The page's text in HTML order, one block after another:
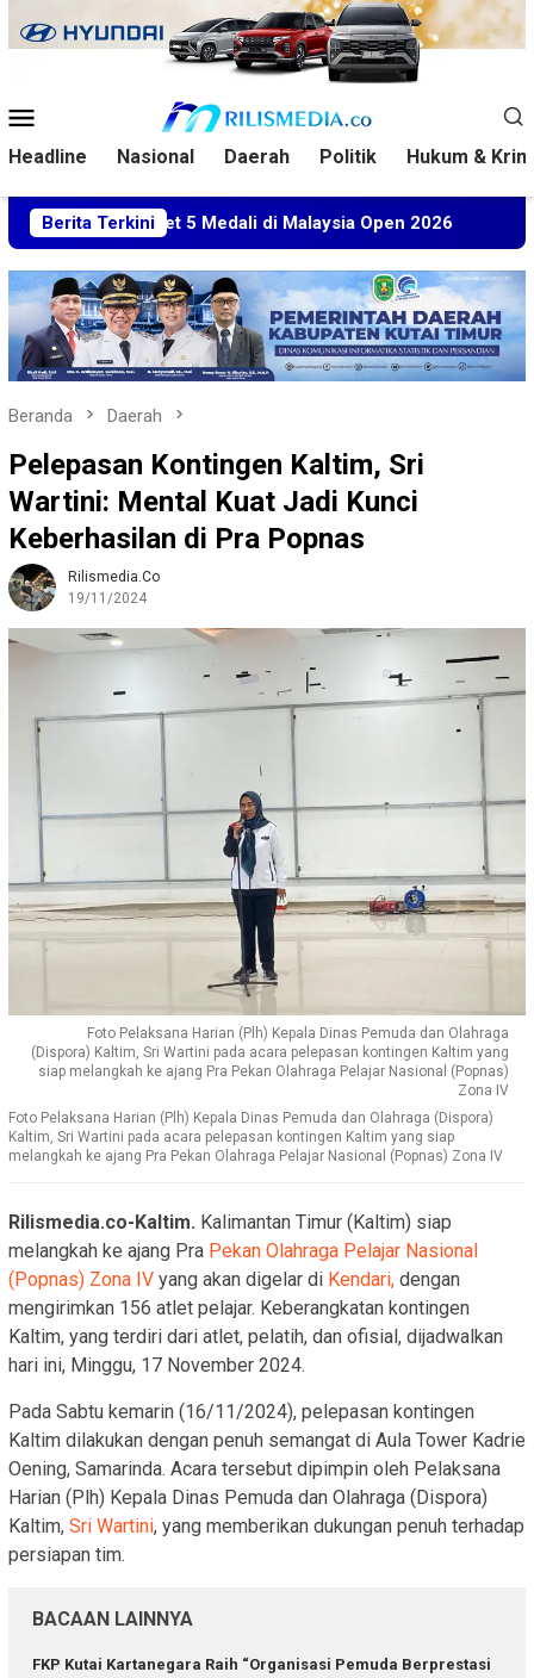
ke
Mobile
Headline Nasional Daerah Politik Hukum &
Berita Terkini
Sabet 5 Medali di Malaysia Open 2026 Kuasa Hukum
Beranda Daerah
Pelepasan Kontingen Kaltim, Sri
Wartini: Mental Kuat Jadi Kunci
Keberhasilan di Pra Popnas
Rilismedia.co
19/11/2024
Foto Pelaksana Harian (Plh) Kepala Dinas Pemuda dan Olahraga
(Dispora) Kaltim, Sri Wartini pada acara pelepasan kontingen Kaltim yang
siap melangkah ke ajang Pra Pekan Olahraga Pelajar Nasional (Popnas)
Zona IV
Foto Pelaksana Harian (Plh) Kepala Dinas Pemuda dan Olahraga (Dispora)
Kaltim, Sri Wartini pada acara pelepasan kontingen Kaltim yang siap
melangkah ke ajang Pra Pekan Olahraga Pelajar Nasional (Popnas) Zona IV
Rilismedia.co-Kaltim. Kalimantan Timur (Kaltim) siap
melangkah ke ajang Pra Pekan Olahraga Pelajar Nasional
(Popnas) Zona IV yang akan digelar di Kendari, dengan
mengirimkan 156 atlet pelajar. Keberangkatan kontingen
Kaltim, yang terdiri dari atlet, pelatih, dan ofisial, dijadwalkan
hari ini, Minggu, 17 November 2024.
Pada Sabtu kemarin (16/11/2024), pelepasan kontingen
Kaltim dilakukan dengan penuh semangat di Aula Tower Kadrie
Oening, Samarinda. Acara tersebut dipimpin oleh Pelaksana
Harian (Plh) Kepala Dinas Pemuda dan Olahraga (Dispora)
Kaltim, Sri Wartini, yang memberikan dukungan penuh terhadap
persiapan tim.
BACAAN LAINNYA
FKP Kutai Kartanegara Raih “Organisasi Pemuda Berprestasi